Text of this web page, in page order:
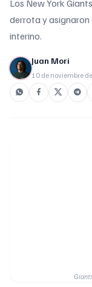
Los New York
derrota y
interino.
Juan Mori
10 de noviembre